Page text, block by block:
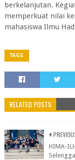
berkelanjutan.
memperkuat nilai
mahasiswa Ilmu
TAGS:
RELATED POSTS
HIMA-